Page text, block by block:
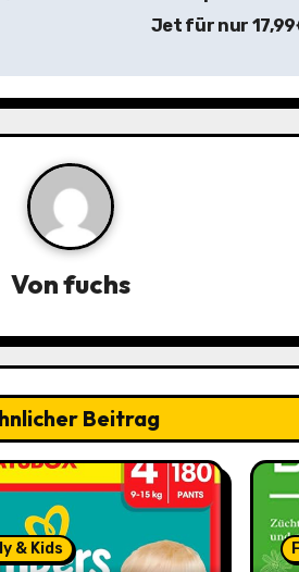
Jet für nur
Vonfuchs
Beitrag
& Kids